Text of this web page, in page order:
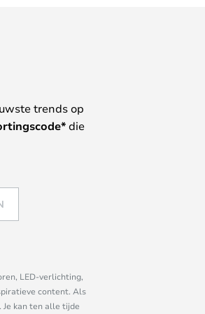
trends op
die
LED-verlichting,
content. Als
kan ten alle tijde